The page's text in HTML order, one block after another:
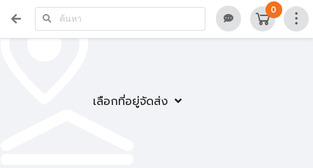
เลือกที่อยู่จัดส่ง
0